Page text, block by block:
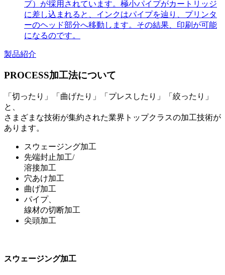
プ）が採用されています。極小パイプがカートリッジ
に差し込まれると、インクはパイプを辿り、プリンタ
ーのヘッド部分へ移動します。その結果、印刷が可能
になるのです。
製品紹介
PROCESS加工法について
「切ったり」「曲げたり」「プレスしたり」「絞ったり」
と、
さまざまな技術が集約された業界トップクラスの加工技術が
あります。
スウェージング加工
先端封止加工/
溶接加工
穴あけ加工
曲げ加工
パイプ、
線材の切断加工
尖頭加工
スウェージング加工